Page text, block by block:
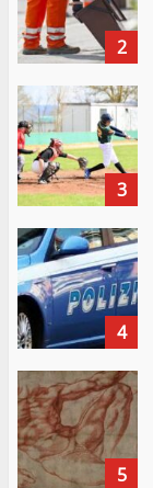
2
3
4
5